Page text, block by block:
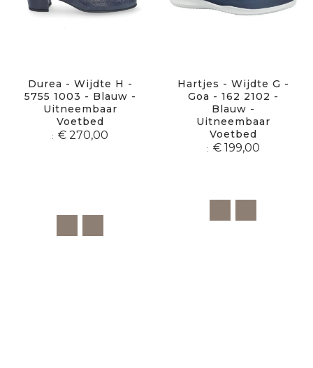
Durea - Wijdte H -
5755 1003 - Blauw -
Uitneembaar
Voetbed
€ 270,00
Hartjes - Wijdte G -
Goa - 162 2102 -
Blauw -
Uitneembaar
Voetbed
€ 199,00